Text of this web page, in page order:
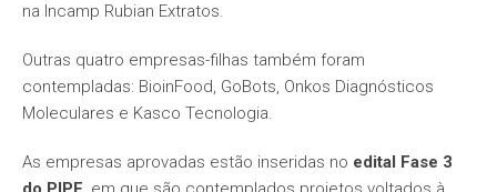
na Incamp Rubian Extratos.
Outras quatro empresas-filhas também foram
contempladas: BioinFood, GoBots, Onkos Diagnósticos
Moleculares e Kasco Tecnologia.
As empresas aprovadas estão inseridas no edital Fase 3